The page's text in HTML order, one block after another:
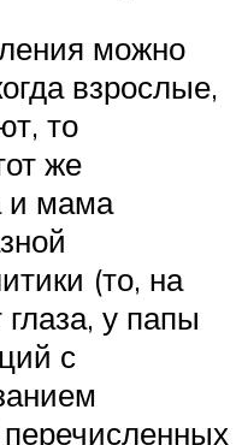
можно
взрослые,
то
же
и мама
(то, на
у папы
с